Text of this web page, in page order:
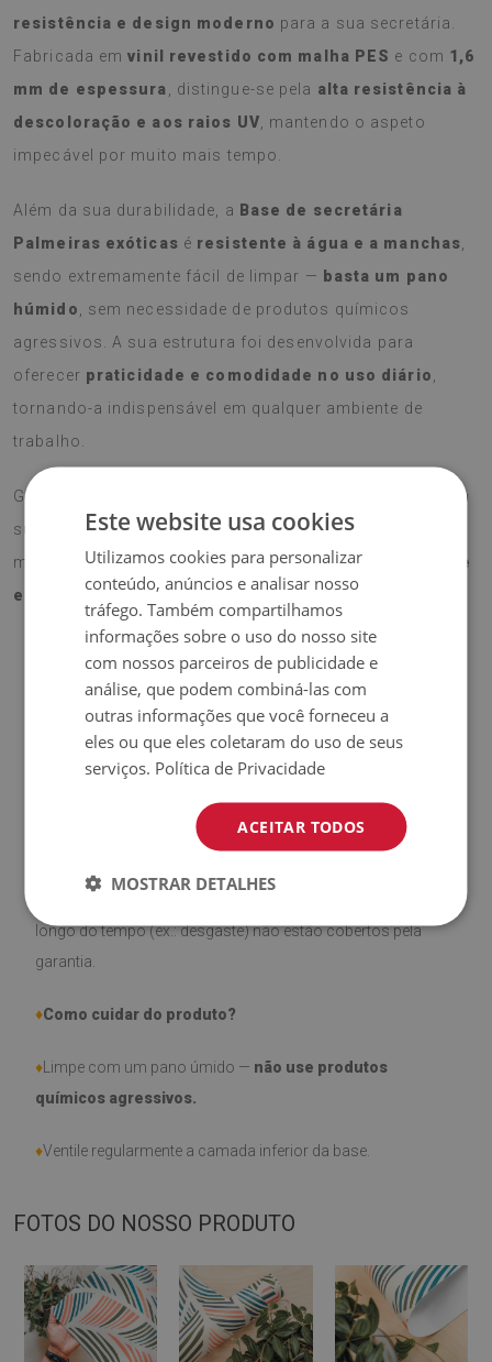
resistência e design moderno para a sua secretária.
Fabricada emvinil revestido com malha PES e com 1,6
mm de espessura
, distingue-se pela alta resistência à
descoloração e aos raios UV , mantendo o aspeto
impecável por muito mais tempo.
Além da sua durabilidade, a Base de secretária
Palmeiras exóticas é resistente à água e a manchas
sendo extremamente fácil de limpar — basta um pano
húmido
, sem necessidade de produtos químicos
agressivos. A sua estrutura foi desenvolvida para
oferecer praticidade e comodidade no uso diário
tornando-a indispensável em qualquer ambiente de
trabalho.
Graças ao seu formato funcional, protege eficazmente a
superfície da secretária contra riscos e desgaste, ao
mesmo tempo que acrescentaum toque profissional e
eleganteao espaço.
Material:Vinil revestido com malha PES.
Espessura:1,6 mm.
fácil de limpar,resistente a manchas e à água.
longo do tempo (ex.: desgaste) não estão cobertos pela
garantia.
♦Como cuidar do produto?
♦ Limpe com um pano úmido — não use produtos
químicos agressivos.
♦Ventile regularmente a camada inferior da base.
FOTOS DO NOSSO PRODUTO
Este website usa cookies
Utilizamos cookies para personalizar
conteúdo, anúncios e analisar nosso
tráfego. Também compartilhamos
informações sobre o uso do nosso site
com nossos parceiros de publicidade e
análise, que podem combiná-las com
outras informações que você forneceu a
eles ou que eles coletaram do uso de seus
serviços. Política de Privacidade
ACEITAR TODOS
MOSTRAR DETALHES